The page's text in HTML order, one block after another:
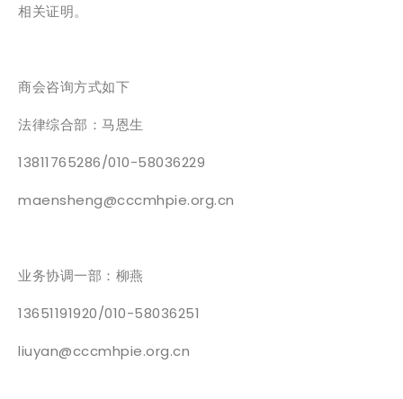
相关证明。
商会咨询方式如下
法律综合部：马恩生
13811765286/010-58036229
maensheng@cccmhpie.org.cn
业务协调一部：柳燕
13651191920/010-58036251
liuyan@cccmhpie.org.cn